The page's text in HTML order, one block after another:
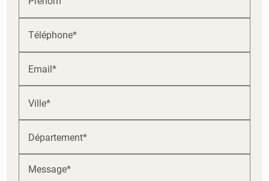
Téléphone*
Email*
Ville*
Département*
Message*